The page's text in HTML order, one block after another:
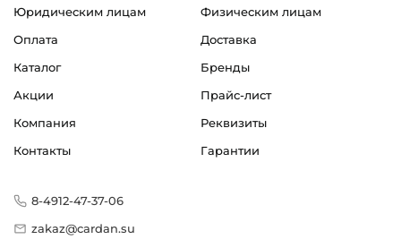
Юридическим лицам
Физическим лицам
Оплата
Доставка
Каталог
Бренды
Акции
Прайс-лист
Компания
Реквизиты
Контакты
Гарантии
8-4912-47-37-06
zakaz@cardan.su